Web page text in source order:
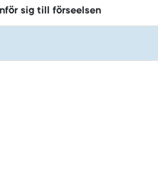
sig till förseelsen